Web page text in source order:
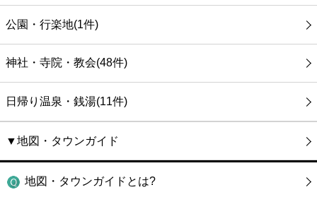
公園・行楽地(1件)
神社・寺院・教会(48件)
日帰り温泉・銭湯(11件)
▼地図・タウンガイド
地図・タウンガイドとは?